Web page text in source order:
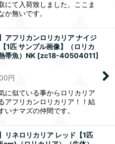
にて入荷致しました。ここま
か無いです。
アフリカンロリカリア ナイジ
1匹 サンプル画像】（ロリカ
帯魚）NK [zc18-40504011]
円
に似ている事からロリカリア
アフリカンロリカリア！！結
いナマズの仲間です。
リネロリカリア レッド【1匹